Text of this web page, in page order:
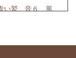
青い鷲 音６ 風